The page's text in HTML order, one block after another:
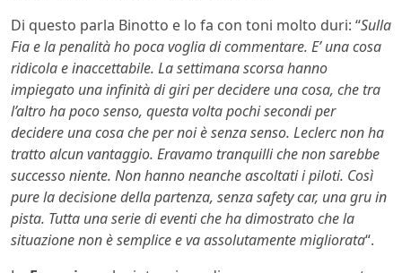
Di questo parla Binotto e lo fa con toni molto duri: “Sulla
Fia e la penalità ho poca voglia di commentare. E’ una cosa
ridicola e inaccettabile. La settimana scorsa hanno
impiegato una infinità di giri per decidere una cosa, che tra
l’altro ha poco senso, questa volta pochi secondi per
decidere una cosa che per noi è senza senso. Leclerc non ha
tratto alcun vantaggio. Eravamo tranquilli che non sarebbe
successo niente. Non hanno neanche ascoltati i piloti. Così
pure la decisione della partenza, senza safety car, una gru in
pista. Tutta una serie di eventi che ha dimostrato che la
situazione non è semplice e va assolutamente migliorata“.